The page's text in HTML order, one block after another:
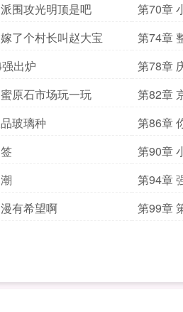
围攻光明顶是吧
第70章
了个村长叫赵大宝 第74章
出炉
第78章
原石市场玩一玩
第82章
玻璃种
第86章
第90章
第94章
有希望啊
第99章